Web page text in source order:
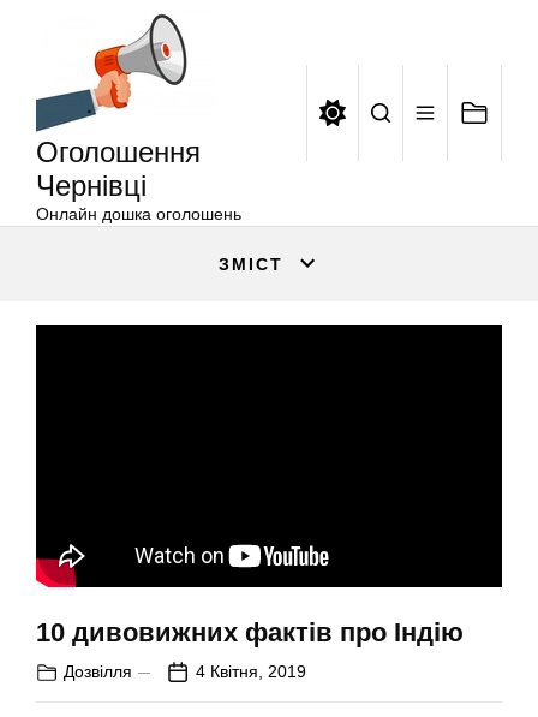
Оголошення
Чернівці
Онлайн дошка оголошень
ЗМІСТ
10 дивовижних фактів про Індію
Дозвілля 4 Квітня, 2019